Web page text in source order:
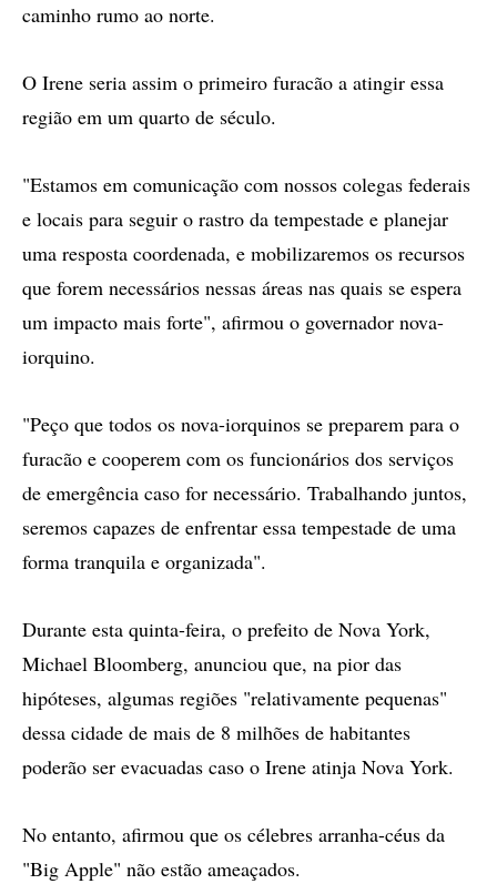
caminho rumo ao norte.
O Irene seria assim o primeiro furacão a atingir essa
região em um quarto de século.
"Estamos em comunicação com nossos colegas federais
e locais para seguir o rastro da tempestade e planejar
uma resposta coordenada, e mobilizaremos os recursos
que forem necessários nessas áreas nas quais se espera
um impacto mais forte", afirmou o governador nova-
iorquino.
"Peço que todos os nova-iorquinos se preparem para o
furacão e cooperem com os funcionários dos serviços
de emergência caso for necessário. Trabalhando juntos,
seremos capazes de enfrentar essa tempestade de uma
forma tranquila e organizada".
Durante esta quinta-feira, o prefeito de Nova York,
Michael Bloomberg, anunciou que, na pior das
hipóteses, algumas regiões "relativamente pequenas"
dessa cidade de mais de 8 milhões de habitantes
poderão ser evacuadas caso o Irene atinja Nova York.
No entanto, afirmou que os célebres arranha-céus da
"Big Apple" não estão ameaçados.